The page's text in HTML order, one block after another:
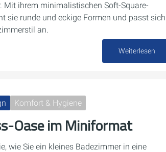
Mit ihrem minimalistischen Soft-Square-
sie runde und eckige Formen und passt sich
an.
26. Dezember 2024
Weiterlesen
Komfort & Hygiene
Oase im Miniformat
wie Sie ein kleines Badezimmer in eine